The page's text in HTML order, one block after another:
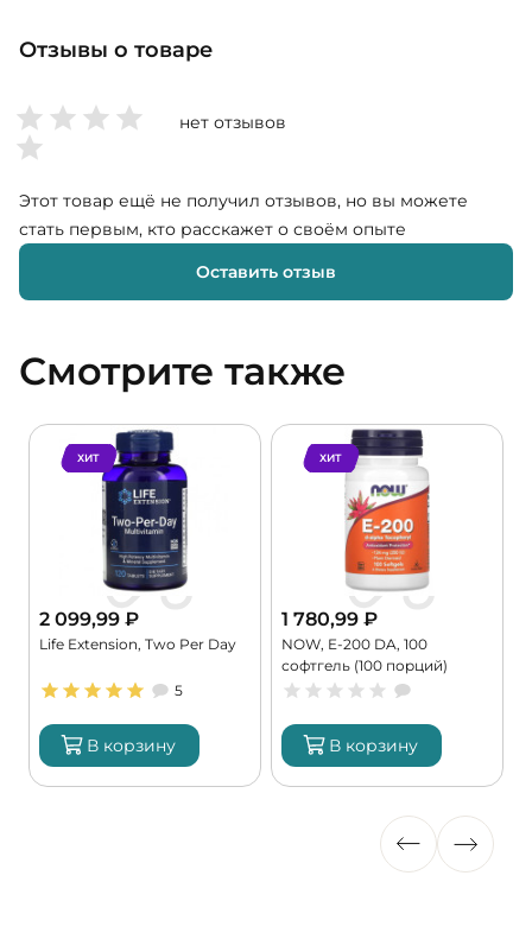
Отзывы о товаре
нет отзывов
Этот товар ещё не получил отзывов, но вы можете
стать первым, кто расскажет о своём опыте
Оставить отзыв
Смотрите также
ХИТ
2 099,99 ₽
Life Extension, Two Per Day
5
В корзину
ХИТ
1 780,99 ₽
NOW, E-200 DA, 100
софтгель (100 порций)
В корзину